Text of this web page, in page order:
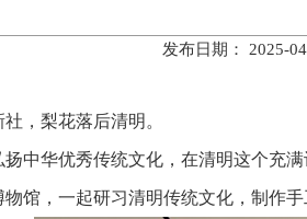
发布日期： 2025-
，梨花落后清明。
扬中华优秀传统文化，在清明这个充
物馆，一起研习清明传统文化，制作